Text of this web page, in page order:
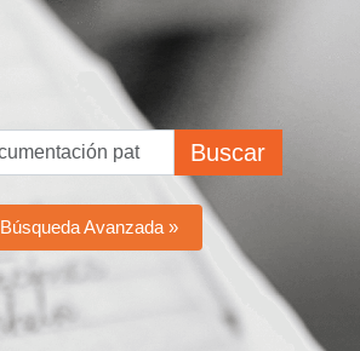
Buscar
Búsqueda Avanzada »